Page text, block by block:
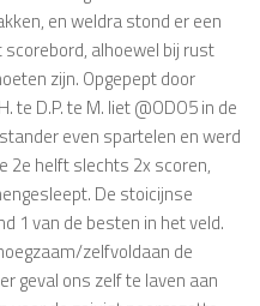
en weldra stond er een
alhoewel bij rust
zijn. Opgepept door
te D.P. te M. liet @ODO5 in de
even spartelen en werd
2e helft slechts 2x scoren,
De stoicijnse
1 van de besten in het veld.
zelfvoldaan de
geval ons zelf te laven aan